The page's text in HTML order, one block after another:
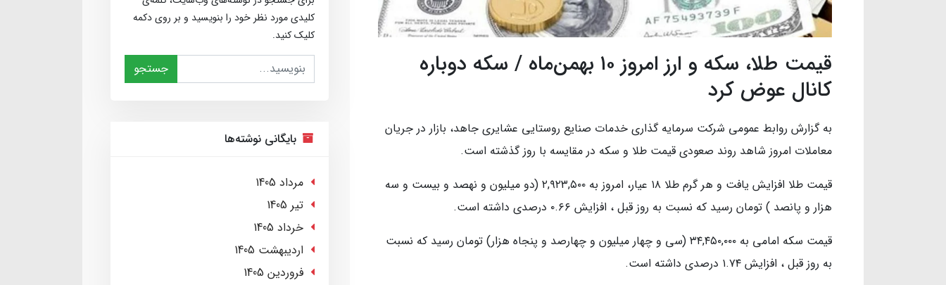
قیمت طلا، سکه و ارز امروز ۱۰ بهمن‌ماه / سکه دوباره
کانال عوض کرد
به گزارش روابط عمومی شرکت سرمایه گذاری خدمات صنایع روستایی عشایری جاهد، بازار در جریان
معاملات امروز شاهد روند صعودی قیمت طلا و سکه در مقایسه با روز گذشته است.
قیمت طلا افزایش یافت و هر گرم طلا ۱۸ عیار، امروز به ۲,۹۲۳,۵۰۰ (دو میلیون و نهصد و بیست و سه
هزار و پانصد ) تومان رسید که نسبت به روز قبل ، افزایش ۰.۶۶ درصدی داشته است.
قیمت سکه امامی به ۳۴,۴۵۰,۰۰۰ (سی و چهار میلیون و چهارصد و پنجاه هزار) تومان رسید که نسبت
به روز قبل ، افزایش ۱.۷۴ درصدی داشته است.
کلیدی مورد نظر خود را بنویسید و بر روی دکمه
کلیک کنید.
جستجو
بایگانی نوشته‌ها
مرداد 1405
تير 1405
خرداد 1405
ارديبهشت 1405
فروردین 1405